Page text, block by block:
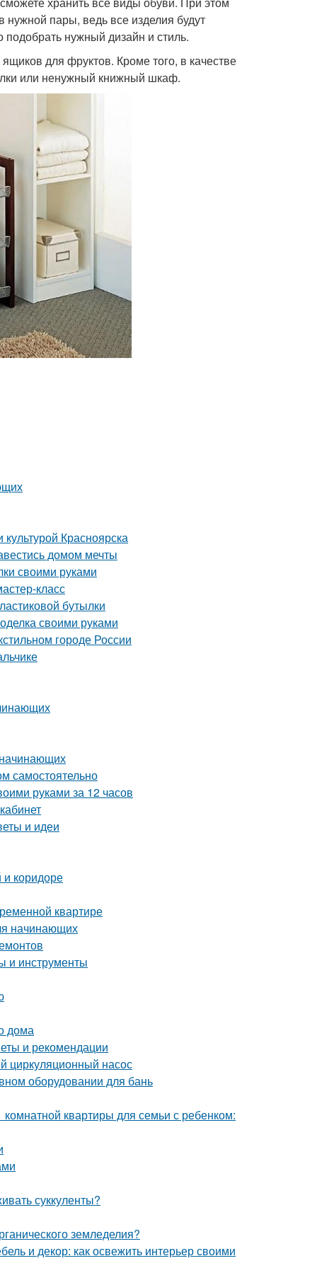
пары, ведь все изделия будут
нужный дизайн и стиль.
для фруктов. Кроме того, в качестве
или ненужный книжный шкаф.
Красноярска
домом мечты
своими руками
класс
бутылки
своими руками
городе России
начинающих
самостоятельно
руками за 12 часов
и идеи
коридоре
квартире
начинающих
и инструменты
дома
и рекомендации
циркуляционный насос
оборудовании для бань
квартиры для семьи с ребенком:
суккуленты?
земледелия?
и декор: как освежить интерьер своими